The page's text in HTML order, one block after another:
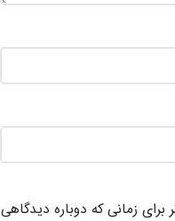
زمانی که دوباره دیدگاهی